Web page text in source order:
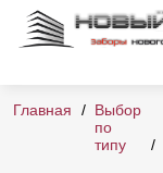
Главная
Выбор
по
типу